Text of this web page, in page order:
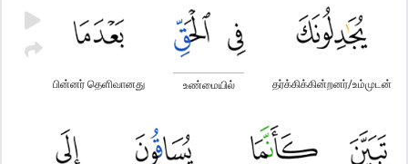
தர்க்கிக்கின்றனர்/உம்முடன்
உண்மையில்
பின்னர் தெளிவானது